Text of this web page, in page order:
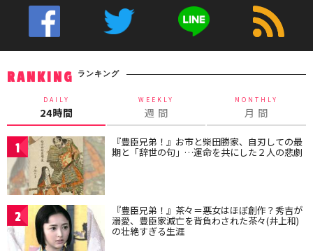
RANKING ランキング
DAILY
24時間
WEEKLY
週 間
MONTHLY
月 間
1 『豊臣兄弟！』お市と柴田勝家、自刃しての最
期と「辞世の句」…運命を共にした２人の悲劇
2 『豊臣兄弟！』茶々＝悪女はほぼ創作？秀吉が
溺愛、豊臣家滅亡を背負わされた茶々(井上和)
の壮絶すぎる生涯